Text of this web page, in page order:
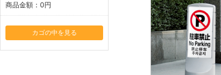
商品金額： 0円
カゴの中を見る